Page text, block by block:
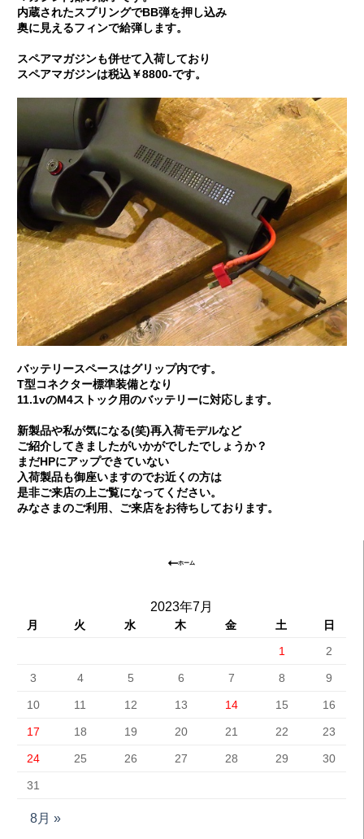
ホーム
2023年7月
月 火 水 木 金 土
日
1
2
3 4 5 6 7 8 9
10 11 12 13 14 15 16
17 18 19 20 21 22 23
24 25 26 27 28 29 30
31
8月 »
内蔵されたスプリングでBB弾を押し込み
奥に見えるフィンで給弾します。
スペアマガジンも併せて入荷しており
スペアマガジンは税込￥8800-です。
バッテリースペースはグリップ内です。
T型コネクター標準装備となり
11.1vのM4ストック用のバッテリーに対応します。
新製品や私が気になる(笑)再入荷モデルなど
ご紹介してきましたがいかがでしたでしょうか？
まだHPにアップできていない
入荷製品も御座いますのでお近くの方は
是非ご来店の上ご覧になってください。
みなさまのご利用、ご来店をお待ちしております。